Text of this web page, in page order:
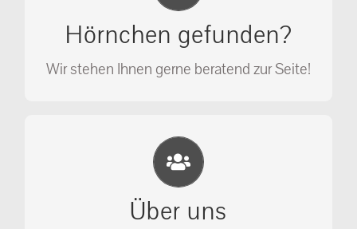
Hörnchen gefunden?
Wir stehen Ihnen gerne beratend zur Seite!
Ihr Anruf kann Leben retten!
Über uns
Eichhörnchen Schutz e.V.
Wir sehen nicht weg, wir retten!